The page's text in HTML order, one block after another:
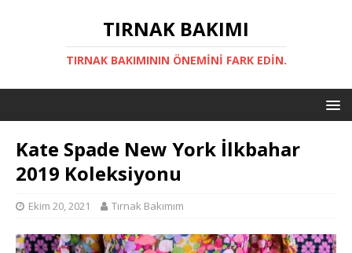
TIRNAK BAKIMI
TIRNAK BAKIMININ ÖNEMINI FARK EDIN.
Kate Spade New York İlkbahar
2019 Koleksiyonu
Ekim 20, 2021 Tırnak Bakımım